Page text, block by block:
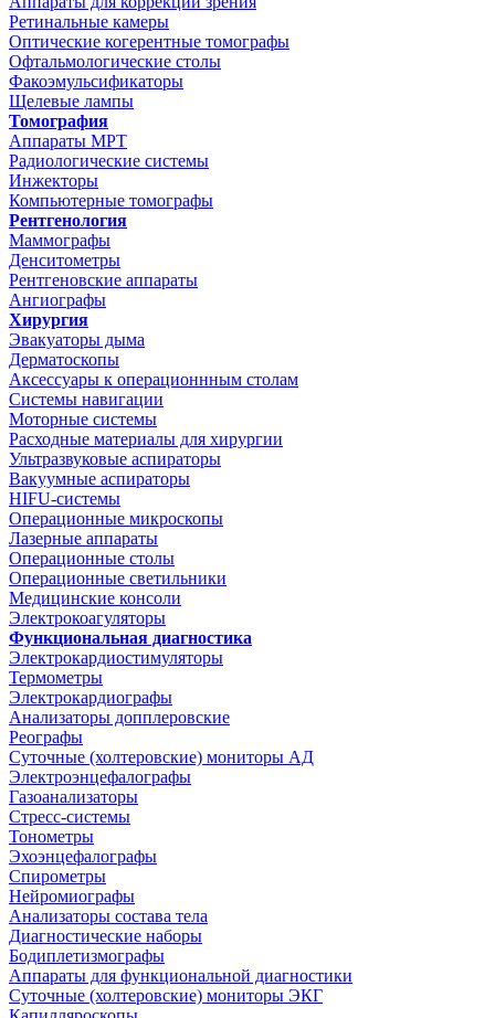
Ретинальные камеры
Оптические когерентные томографы
Офтальмологические столы
Факоэмульсификаторы
Щелевые лампы
Томография
Аппараты МРТ
Радиологические системы
Инжекторы
Компьютерные томографы
Рентгенология
Маммографы
Денситометры
Рентгеновские аппараты
Ангиографы
Хирургия
Эвакуаторы дыма
Дерматоскопы
Аксессуары к операционнным столам
Системы навигации
Моторные системы
Расходные материалы для хирургии
Ультразвуковые аспираторы
Вакуумные аспираторы
HIFU-системы
Операционные микроскопы
Лазерные аппараты
Операционные столы
Операционные светильники
Медицинские консоли
Электрокоагуляторы
Функциональная диагностика
Электрокардиостимуляторы
Термометры
Электрокардиографы
Анализаторы допплеровские
Реографы
Суточные (холтеровские) мониторы АД
Электроэнцефалографы
Газоанализаторы
Стресс-системы
Тонометры
Эхоэнцефалографы
Спирометры
Нейромиографы
Анализаторы состава тела
Диагностические наборы
Бодиплетизмографы
Аппараты для функциональной диагностики
Суточные (холтеровские) мониторы ЭКГ